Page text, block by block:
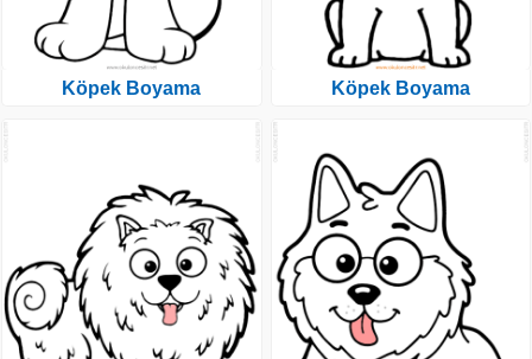
Köpek Boyama Köpek Boyama